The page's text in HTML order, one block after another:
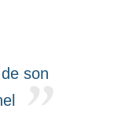
son